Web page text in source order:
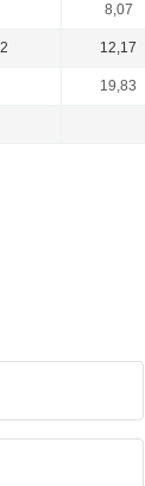
8,07
12,17
19,83